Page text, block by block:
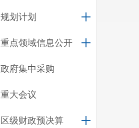
规划计划
重点领域信息公开
政府集中采购
重大会议
区级财政预决算